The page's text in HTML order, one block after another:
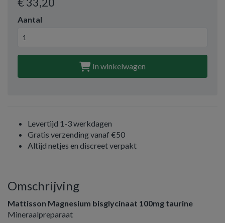
Aantal
In winkelwagen
Levertijd 1-3 werkdagen
Gratis verzending vanaf €50
Altijd netjes en discreet verpakt
Omschrijving
Mattisson Magnesium bisglycinaat 100mg taurine
Mineraalpreparaat